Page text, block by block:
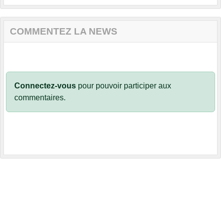
COMMENTEZ LA NEWS
Connectez-vous pour pouvoir participer aux
commentaires.